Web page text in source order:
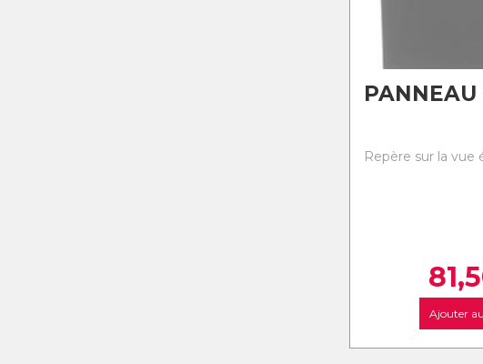
PANNEAU
Repère sur la vue
Ajouter